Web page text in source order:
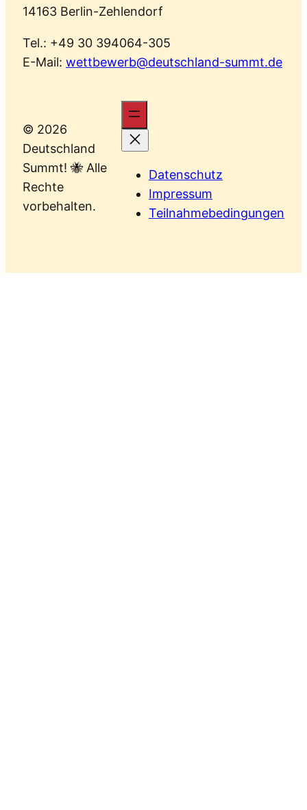
14163 Berlin-Zehlendorf
Tel.: +49 30 394064-305
E-Mail: wettbewerb@deutschland-summt.de
© 2026
Deutschland
Summt! 🐝 Alle
Rechte
vorbehalten.
Datenschutz
Impressum
Teilnahmebedingungen